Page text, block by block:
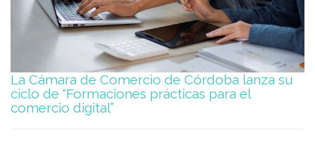
La Cámara de Comercio de Córdoba lanza su
ciclo de “Formaciones prácticas para el
comercio digital”